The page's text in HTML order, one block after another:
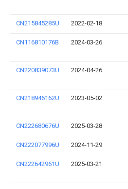
CN215845285U 2022-02-18
CN116810176B 2024-03-26
CN220839073U 2024-04-26
CN218946162U 2023-05-02
CN222680676U 2025-03-28
CN222077996U 2024-11-29
CN222642961U 2025-03-21